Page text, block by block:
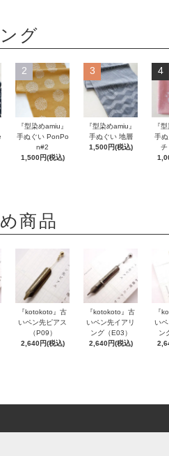
グ
2
『型染めamiu』
手ぬぐい PonPo
n#2
1,500円(税込)
3
『型染めamiu』
手ぬぐい 地層
1,500円(税込)
4
『
手
チ
商品
『kotokoto』古
いペン先ピアス
（P09）
2,640円(税込)
『kotokoto』古
いペン先イアリ
ング（E03）
2,640円(税込)
『
い
ン